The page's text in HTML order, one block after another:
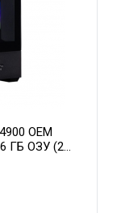
OEM
ГБ ОЗУ (2
OC 16GB